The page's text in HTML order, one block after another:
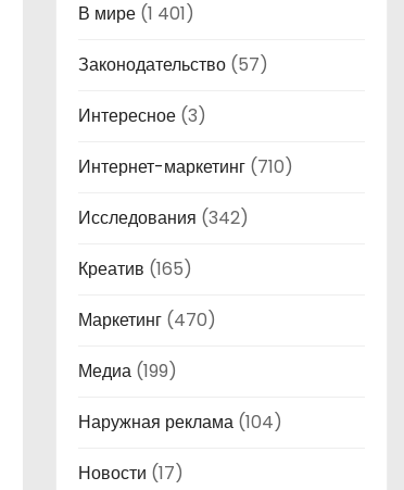
В мире (1 401)
Законодательство (57)
Интересное (3)
Интернет-маркетинг (710)
Исследования (342)
Креатив (165)
Маркетинг (470)
Медиа (199)
Наружная реклама (104)
Новости (17)